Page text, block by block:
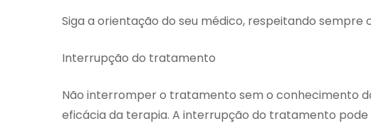
Siga a orientação do seu médico, respeitando
Interrupção do tratamento
Não interromper o tratamento sem o conhecimento
eficácia da terapia. A interrupção do tratamento